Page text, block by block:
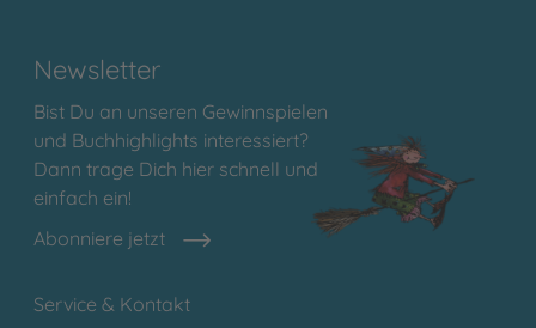
Newsletter
Bist Du an unseren Gewinnspielen
und Buchhighlights interessiert?
Dann trage Dich hier schnell und
einfach ein!
Abonniere jetzt
Service & Kontakt